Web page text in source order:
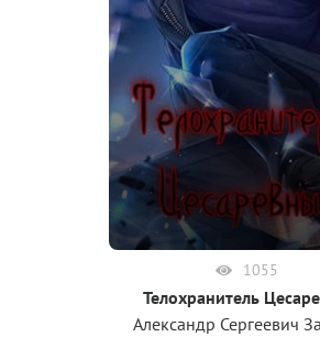
1055
Телохранитель
Александр Сергеевич